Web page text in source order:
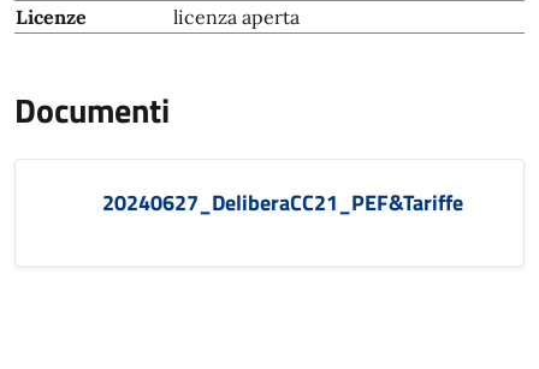
Licenze licenza aperta
Documenti
20240627_DeliberaCC21_PEF&Tariffe